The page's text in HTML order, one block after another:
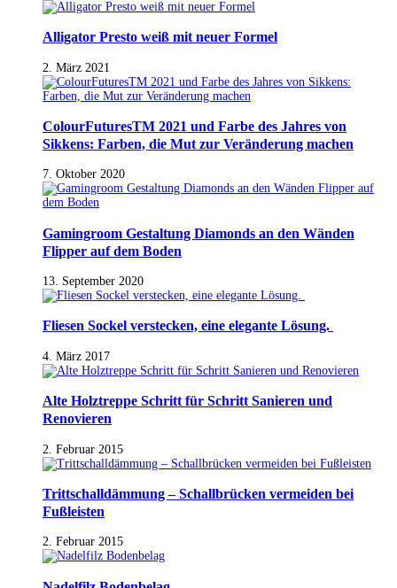
Alligator Presto weiß mit neuer Formel
2. März 2021
ColourFuturesTM 2021 und Farbe des Jahres von
Sikkens: Farben, die Mut zur Veränderung machen
7. Oktober 2020
Gamingroom Gestaltung Diamonds an den Wänden
Flipper auf dem Boden
13. September 2020
Fliesen Sockel verstecken, eine elegante Lösung.
4. März 2017
Alte Holztreppe Schritt für Schritt Sanieren und
Renovieren
2. Februar 2015
Trittschalldämmung – Schallbrücken vermeiden bei
Fußleisten
2. Februar 2015